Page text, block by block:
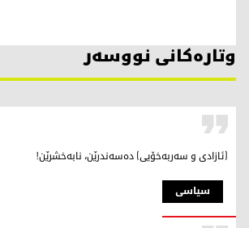
وتارەکانی نووسەر
سیاسی
(ئازادی و سەربەخۆیی) دەسەندرێن، نابەخشرێن!